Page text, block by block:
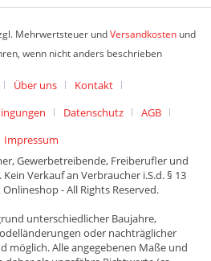
Mehrwertsteuer undVersandkostenund
wenn nicht anders beschrieben
Über uns
Kontakt
Datenschutz
AGB
Impressum
Gewerbetreibende, Freiberufler und
Verkauf an Verbraucher i.S.d. § 13
- All Rights Reserved.
unterschiedlicher Baujahre,
oder nachträglicher
möglich. Alle angegebenen Maße und